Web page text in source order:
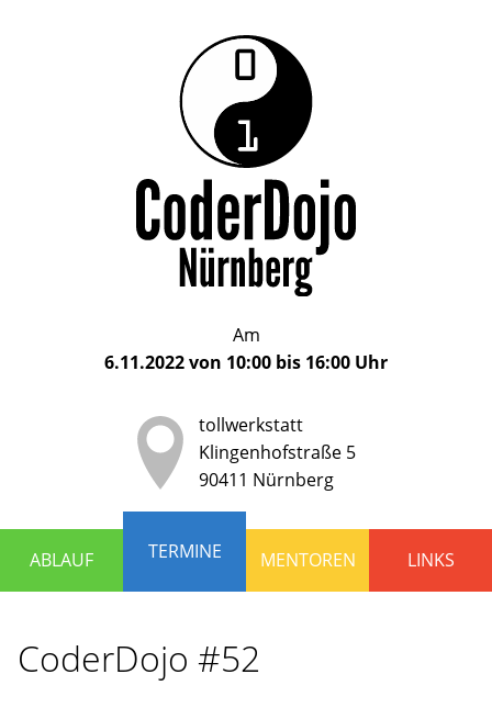
CoderDojo
Nürnberg
Das
CoderDojo
Nürnberg
ein
Club
für
Kinder
und
Jugendliche
Alter
bis
17
Jahren,
lernen
und
haben
wollen.
Am
6.11.2022von 10:00 bis 16:00 Uhr
tollwerkstatt
Klingenhofstraße 5
90411 Nürnberg
ABLAUF TERMINE MENTOREN LINKS
CoderDojo #52